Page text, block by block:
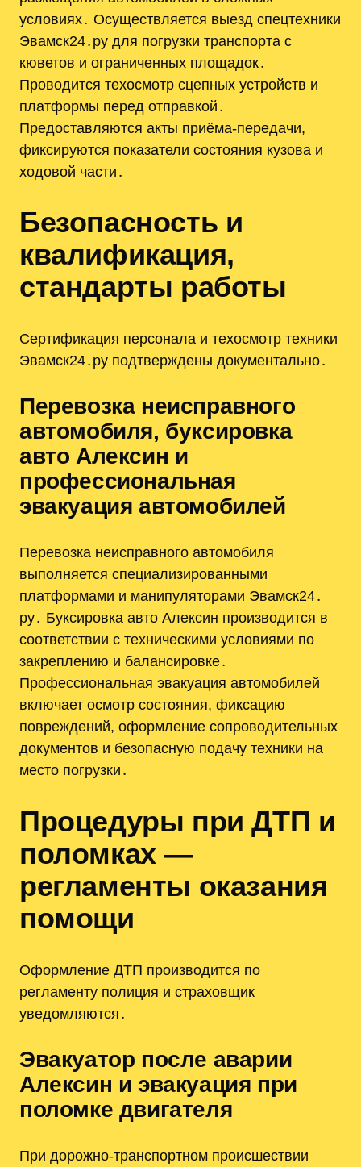
условиях․ Осуществляется выезд спецтехники
Эвамск24․ру для погрузки транспорта с
кюветов и ограниченных площадок․
Проводится техосмотр сцепных устройств и
платформы перед отправкой․
Предоставляются акты приёма-передачи,
фиксируются показатели состояния кузова и
ходовой части․
Безопасность и
квалификация,
стандарты работы
Сертификация персонала и техосмотр техники
Эвамск24․ру подтверждены документально․
Перевозка неисправного
автомобиля, буксировка
авто Алексин и
профессиональная
эвакуация автомобилей
Перевозка неисправного автомобиля
выполняется специализированными
платформами и манипуляторами Эвамск24․
ру․ Буксировка авто Алексин производится в
соответствии с техническими условиями по
закреплению и балансировке․
Профессиональная эвакуация автомобилей
включает осмотр состояния, фиксацию
повреждений, оформление сопроводительных
документов и безопасную подачу техники на
место погрузки․
Процедуры при ДТП и
поломках —
регламенты оказания
помощи
Оформление ДТП производится по
регламенту полиция и страховщик
уведомляются․
Эвакуатор после аварии
Алексин и эвакуация при
поломке двигателя
При дорожно-транспортном происшествии